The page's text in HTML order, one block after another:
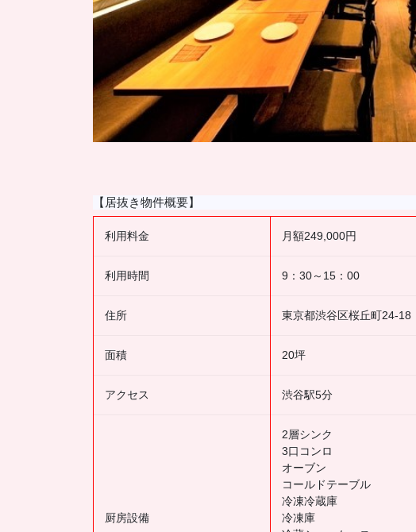
【居抜き物件概要】
利用料金 月額249,000円
利用時間 9：30～15：00
住所 東京都渋谷区桜丘町24-18
面積 20坪
アクセス 渋谷駅5分
厨房設備
2層シンク
3口コンロ
オーブン
コールドテーブル
冷凍冷蔵庫
冷凍庫